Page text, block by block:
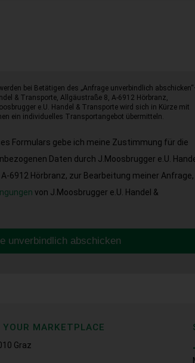
bei Betätigen des „Anfrage unverbindlich
& Transporte, Allgäustraße 8, A-6912 Hörbranz,
e.U. Handel & Transporte wird sich in Kürze mit
ein individuelles Transportangebot übermitteln.
Formulars gebe ich meine Zustimmung für die
Daten durch J.Moosbrugger e.U.
6912 Hörbranz, zur Bearbeitung meiner Anfrage,
von J.Moosbrugger e.U. Handel &
unverbindlich abschicken
MARKETPLACE
Graz